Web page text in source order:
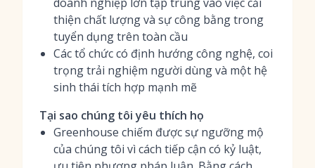
thiện chất lượng và sự công bằng trong
tuyển dụng trên toàn cầu
Các tổ chức có định hướng công nghệ, coi
trọng trải nghiệm người dùng và một hệ
sinh thái tích hợp mạnh mẽ
Tại sao chúng tôi yêu thích họ
Greenhouse chiếm được sự ngưỡng mộ
của chúng tôi vì cách tiếp cận có kỷ luật,